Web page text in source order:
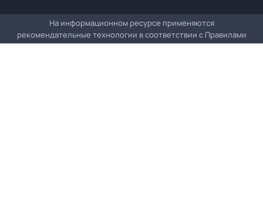
На информационном ресурсе применяются
рекомендательные технологии в соответствии с Правилами